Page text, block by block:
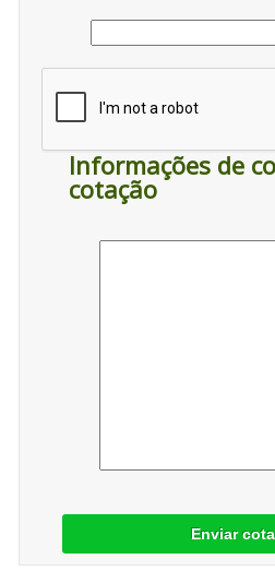
Informações de
cotação
Enviar